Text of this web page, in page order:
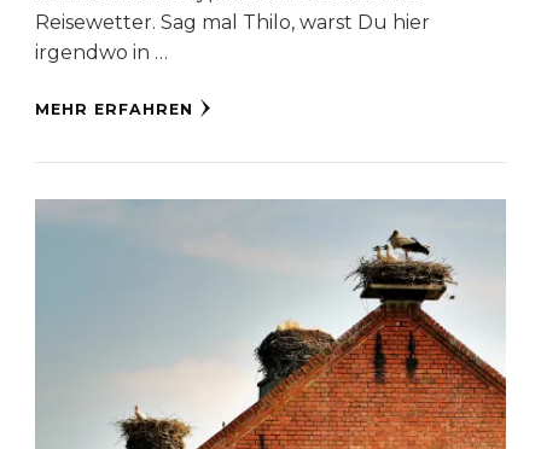
Reisewetter. Sag mal Thilo, warst Du hier
irgendwo in …
MEHR ERFAHREN